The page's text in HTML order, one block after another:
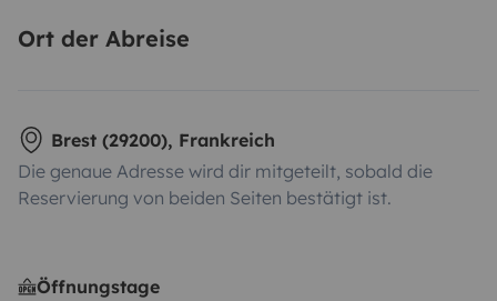
Ort der Abreise
Brest (29200), Frankreich
Die genaue Adresse wird dir mitgeteilt, sobald die
Reservierung von beiden Seiten bestätigt ist.
Öffnungstage